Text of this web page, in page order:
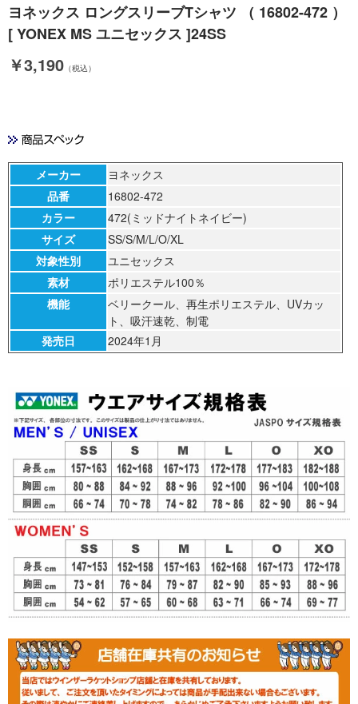
ヨネックス ロングスリーブTシャツ （ 16802-472 ）
[ YONEX MS ユニセックス ]24SS
￥3,190 （税込）
メーカー
ヨネックス
品番
16802-472
カラー
472(ミッドナイトネイビー)
サイズ
SS/S/M/L/O/XL
対象性別
ユニセックス
素材
ポリエステル100％
機能
ベリークール、再生ポリエステル、UVカッ
ト、吸汗速乾、制電
発売日
2024年1月